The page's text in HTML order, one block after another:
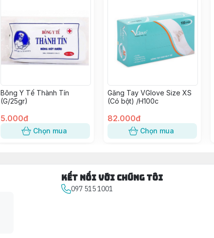
Bông Y Tế Thành Tín
(G/25gr)
5.000đ
Chọn mua
Găng Tay VGlove Size XS
(Có bột) /H100c
82.000đ
Chọn mua
Kết nối với chúng tôi
097 515 1001